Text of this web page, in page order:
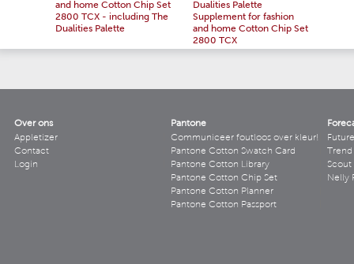
and home Cotton Chip Set
2800 TCX - including The
Dualities Palette
Dualities Palette
Supplement for fashion
and home Cotton Chip Set
2800 TCX
Over ons
Appletizer
Contact
Login
Pantone
Communiceer foutloos over kleur!
Pantone Cotton Swatch Card
Pantone Cotton Library
Pantone Cotton Chip Set
Pantone Cotton Planner
Pantone Cotton Passport
Scout
Nelly